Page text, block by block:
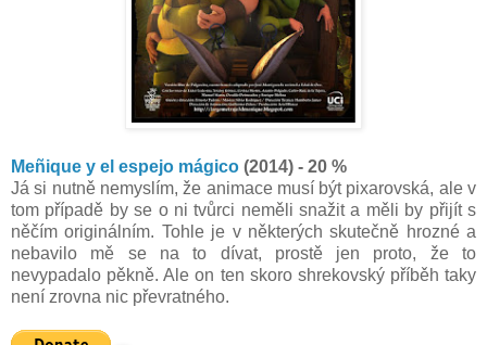
Meñique y el espejo mágico (2014) - 20 %
Já si nutně nemyslím, že animace musí být pixarovská, ale v
tom případě by se o ni tvůrci neměli snažit a měli by přijít s
něčím originálním. Tohle je v některých skutečně hrozné a
nebavilo mě se na to dívat, prostě jen proto, že to
nevypadalo pěkně. Ale on ten skoro shrekovský příběh taky
není zrovna nic převratného.